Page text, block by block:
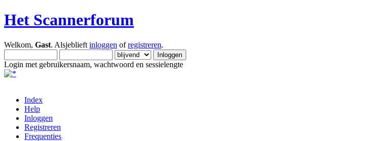
Het Scannerforum
Welkom, Gast. Alsjeblieft inloggen ofregistreren.
Login met gebruikersnaam, wachtwoord en sessielengte
Index
Help
Inloggen
Registreren
Frequenties